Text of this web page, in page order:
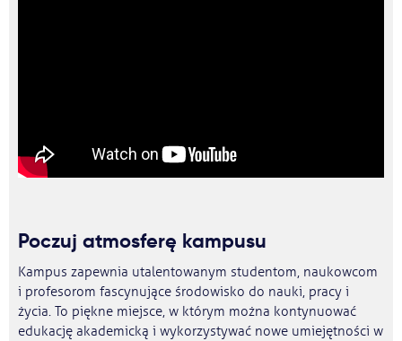
Poczuj atmosferę kampusu
Kampus zapewnia utalentowanym studentom, naukowcom
i profesorom fascynujące środowisko do nauki, pracy i
życia. To piękne miejsce, w którym można kontynuować
edukację akademicką i wykorzystywać nowe umiejętności w